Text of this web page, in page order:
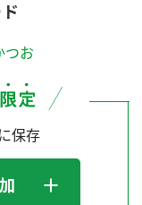
つお
保存